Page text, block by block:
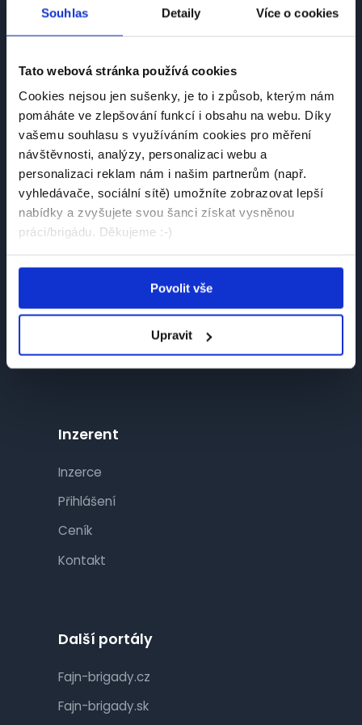
Souhlas Detaily Více o cookies
Tato webová stránka používá cookies
Cookies nejsou jen sušenky, je to i způsob, kterým nám
pomáháte ve zlepšování funkcí i obsahu na webu. Díky
vašemu souhlasu s využíváním cookies pro měření
návštěvnosti, analýzy, personalizaci webu a
personalizaci reklam nám i našim partnerům (např.
vyhledávače, sociální sítě) umožníte zobrazovat lepší
nabídky a zvyšujete svou šanci získat vysněnou
práci/brigádu. Děkujeme :-)
Povolit vše
Upravit
Česká platforma pro hledání práce a talentů.
Spojujeme kandidáty se zaměstnavateli.
Návštěvník
Najít práci
Články
Inzerent
Inzerce
Přihlášení
Ceník
Kontakt
Další portály
Fajn-brigady.cz
Fajn-brigady.sk